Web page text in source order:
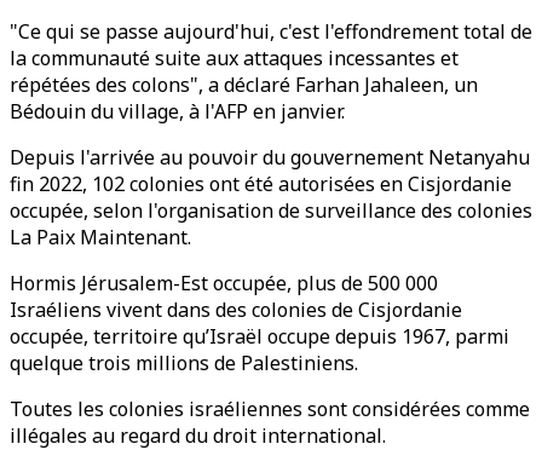
"Ce qui se passe aujourd'hui, c'est l'effondrement total de
la communauté suite aux attaques incessantes et
répétées des colons", a déclaré Farhan Jahaleen, un
Bédouin du village, à l'AFP en janvier.
Depuis l'arrivée au pouvoir du gouvernement Netanyahu
fin 2022, 102 colonies ont été autorisées en Cisjordanie
occupée, selon l'organisation de surveillance des colonies
La Paix Maintenant.
Hormis Jérusalem-Est occupée, plus de 500 000
Israéliens vivent dans des colonies de Cisjordanie
occupée, territoire qu’Israël occupe depuis 1967, parmi
quelque trois millions de Palestiniens.
Toutes les colonies israéliennes sont considérées comme
illégales au regard du droit international.